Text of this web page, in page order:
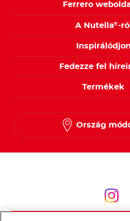
Ferrero
A Nutella®-ról
Inspirálódjon
Fedezze fel
Termékek
Ország